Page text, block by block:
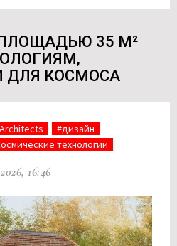
35 М²
ДЛЯ КОСМОСА
#дизайн
технологии
16:46